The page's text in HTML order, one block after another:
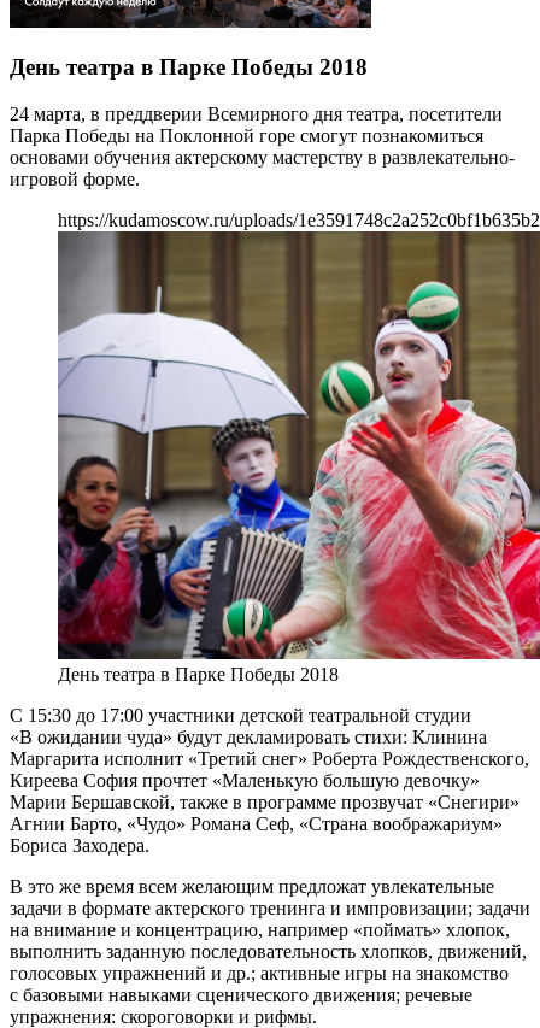
День театра в Парке Победы 2018
24 марта, в преддверии Всемирного дня театра, посетители
Парка Победы на Поклонной горе смогут познакомиться
основами обучения актерскому мастерству в развлекательно-
игровой форме.
https://kudamoscow.ru/uploads/
День театра в Парке Победы 2018
С 15:30 до 17:00 участники детской театральной студии
«В ожидании чуда» будут декламировать стихи: Клинина
Маргарита исполнит «Третий снег» Роберта Рождественского,
Киреева София прочтет «Маленькую большую девочку»
Марии Бершавской, также в программе прозвучат «Снегири»
Агнии Барто, «Чудо» Романа Сеф, «Страна воображариум»
Бориса Заходера.
В это же время всем желающим предложат увлекательные
задачи в формате актерского тренинга и импровизации; задачи
на внимание и концентрацию, например «поймать» хлопок,
выполнить заданную последовательность хлопков, движений,
голосовых упражнений и др.; активные игры на знакомство
с базовыми навыками сценического движения; речевые
упражнения: скороговорки и рифмы.